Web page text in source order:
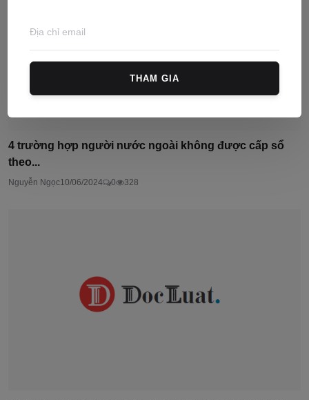
4 trường hợp người nước ngoài không được cấp sổ
theo...
Nguyễn Ngọc10/06/2024 0 328
THAM GIA